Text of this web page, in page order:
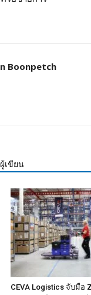
Boonpetch
เขียน
CEVA Logistics จับมือ